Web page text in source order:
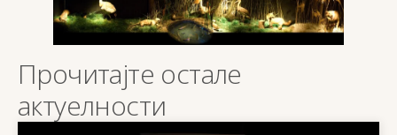
Прочитајте остале
актуелности